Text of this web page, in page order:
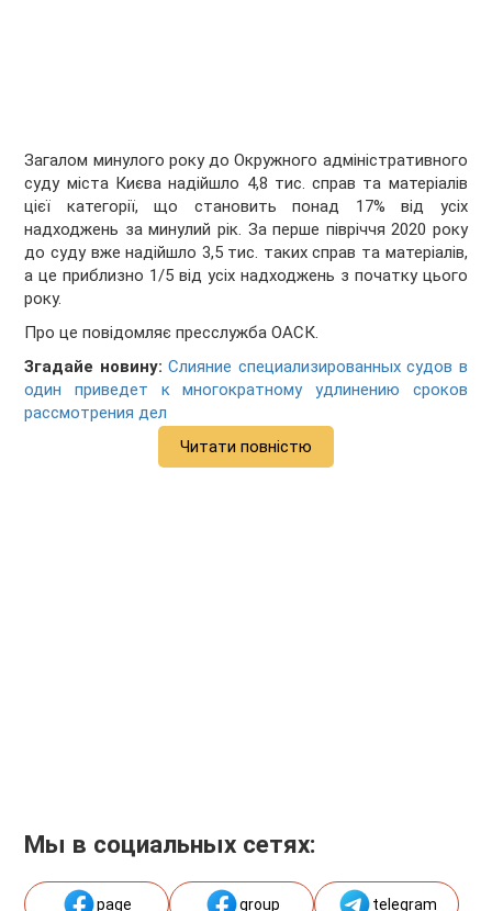
Загалом минулого року до Окружного адміністративного
суду міста Києва надійшло 4,8 тис. справ та матеріалів
цієї категорії, що становить понад 17% від усіх
надходжень за минулий рік. За перше півріччя 2020 року
до суду вже надійшло 3,5 тис. таких справ та матеріалів,
а це приблизно 1/5 від усіх надходжень з початку цього
року.
Про це повідомляє пресслужба ОАСК.
Згадайе новину:Слияние специализированных судов в
один приведет к многократному удлинению сроков
рассмотрения дел
Читати повністю
Мы в социальных сетях:
page group telegram